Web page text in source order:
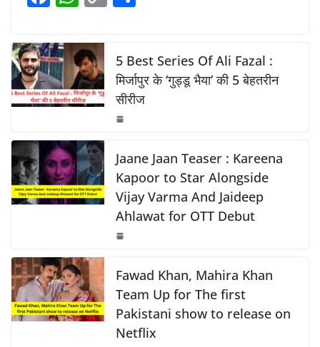
o
k
p k
c
e
b
o
o
k
at
s
A
p
p
y
Li
n
k
e
5 Best Series Of Ali Fazal :
मिर्जापुर के ‘गुड्डू भैया’ की 5 बेहतरीन
सीरीज
Jaane Jaan Teaser : Kareena
Kapoor to Star Alongside
Vijay Varma And Jaideep
Ahlawat for OTT Debut
Fawad Khan, Mahira Khan
Team Up for The first
Pakistani show to release on
Netflix